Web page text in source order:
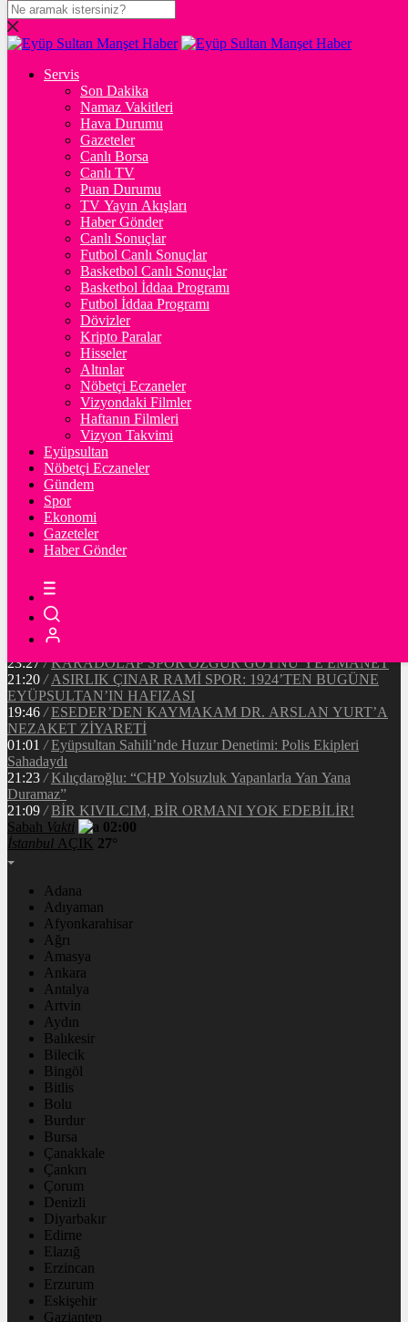
DOLAR
47,7081$% 0.17
EURO
% 0.42
STERLİN
% 0.47
GRAM ALTIN
%2,73
%2,71
BİTCOİN
ETHEREUM
TETHER
Servis
Son Dakika
Namaz Vakitleri
Hava Durumu
Gazeteler
Canlı Borsa
Canlı TV
Puan Durumu
TV Yayın Akışları
Haber Gönder
Canlı Sonuçlar
Futbol Canlı Sonuçlar
Basketbol Canlı Sonuçlar
Basketbol İddaa Programı
Futbol İddaa Programı
Dövizler
Kripto Paralar
Hisseler
Altınlar
Nöbetçi Eczaneler
Vizyondaki Filmler
Haftanın Filmleri
Vizyon Takvimi
Eyüpsultan
Nöbetçi Eczaneler
Gündem
Spor
Ekonomi
Gazeteler
Haber Gönder
20:37 / CHP EYÜPSULTAN İLÇE ÖRGÜTÜ ÜYELERİ
/ MHP EYÜPSULTAN TEŞKİLATI’NIN ACI GÜNÜ
13:33
/ BAŞKAN DR. MİTHAT BÜLENT ÖZMEN’DEN
KAMUOYUNA AÇIKLAMA
Makyaj Sanatçısı Uzay Damla Yıldız, Uluslararası
Başarılarıyla Türkiye’yi Temsil Ediyor
23:27 / KARADOLAP SPOR ÖZGÜR GÖYNÜ’YE EMANET
21:20 / ASIRLIK ÇINAR RAMİ SPOR: 1924’TEN BUGÜNE
EYÜPSULTAN’IN HAFIZASI
19:46 / ESEDER’DEN KAYMAKAM DR. ARSLAN YURT’A
NEZAKET ZİYARETİ
01:01 / Eyüpsultan Sahili’nde Huzur Denetimi: Polis Ekipleri
Sahadaydı
21:23 / Kılıçdaroğlu: “CHP Yolsuzluk Yapanlarla Yan Yana
Duramaz”
21:09 / BİR KIVILCIM, BİR ORMANI YOK EDEBİLİR!
Sabah Vakti
02:00
İstanbul AÇIK 27°
Adana
Adıyaman
Afyonkarahisar
Ağrı
Amasya
Ankara
Antalya
Artvin
Aydın
Balıkesir
Bilecik
Bingöl
Bitlis
Bolu
Burdur
Bursa
Çanakkale
Çankırı
Çorum
Denizli
Diyarbakır
Edirne
Elazığ
Erzincan
Erzurum
Eskişehir
Gaziantep